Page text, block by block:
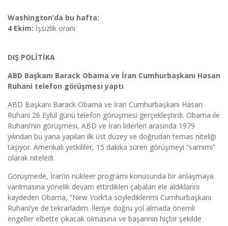
Washington’da bu hafta:
4 Ekim: İşsizlik oranı
DIŞ POLİTİKA
ABD Başkanı Barack Obama ve İran Cumhurbașkanı Hasan
Ruhani telefon görüşmesi yaptı
ABD Başkanı Barack Obama ve İran Cumhurbașkanı Hasan
Ruhani 26 Eylül günü telefon görüşmesi gerçekleştirdi. Obama ile
Ruhani’nin görüşmesi, ABD ve İran liderleri arasında 1979
yılından bu yana yapılan ilk üst düzey ve doğrudan temas niteliği
taşıyor. Amerikalı yetkililer, 15 dakika süren görüşmeyi “samimi”
olarak niteledi.
Görüşmede, İran’ın nükleer programı konusunda bir anlaşmaya
varılmasına yönelik devam ettirdikleri çabaları ele aldıklarını
kaydeden Obama, “New York’ta söylediklerimi Cumhurbaşkanı
Ruhani’ye de tekrarladım. İleriye doğru yol almada önemli
engeller elbette çıkacak olmasına ve başarının hiçbir şekilde